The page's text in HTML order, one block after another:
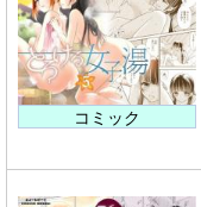
コミック